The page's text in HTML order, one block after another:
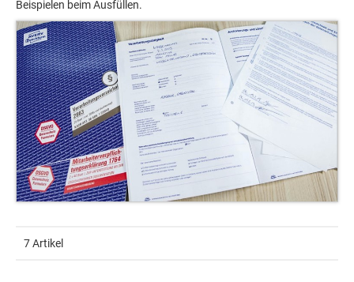
Beispielen beim Ausfüllen.
7 Artikel